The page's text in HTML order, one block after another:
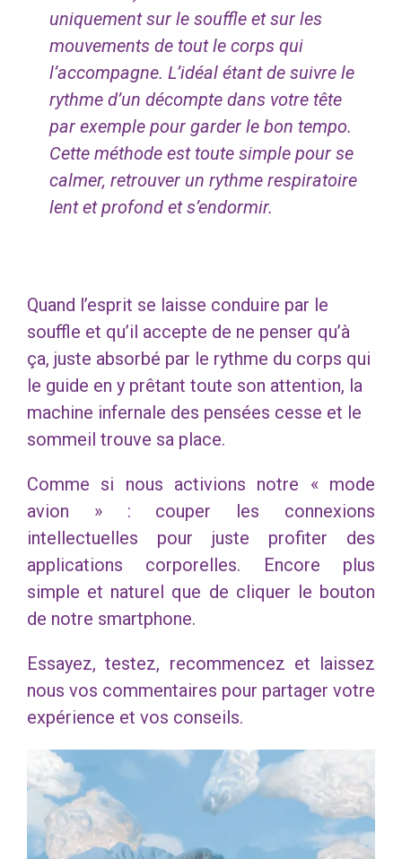
uniquement sur le souffle et sur les
mouvements de tout le corps qui
l’accompagne. L’idéal étant de suivre le
rythme d’un décompte dans votre tête
par exemple pour garder le bon tempo.
Cette méthode est toute simple pour se
calmer, retrouver un rythme respiratoire
lent et profond et s’endormir.
Quand l’esprit se laisse conduire par le
souffle et qu’il accepte de ne penser qu’à
ça, juste absorbé par le rythme du corps qui
le guide en y prêtant toute son attention, la
machine infernale des pensées cesse et le
sommeil trouve sa place.
Comme si nous activions notre « mode
avion » : couper les connexions
intellectuelles pour juste profiter des
applications corporelles. Encore plus
simple et naturel que de cliquer le bouton
de notre smartphone.
Essayez, testez, recommencez et laissez
nous vos commentaires pour partager votre
expérience et vos conseils.